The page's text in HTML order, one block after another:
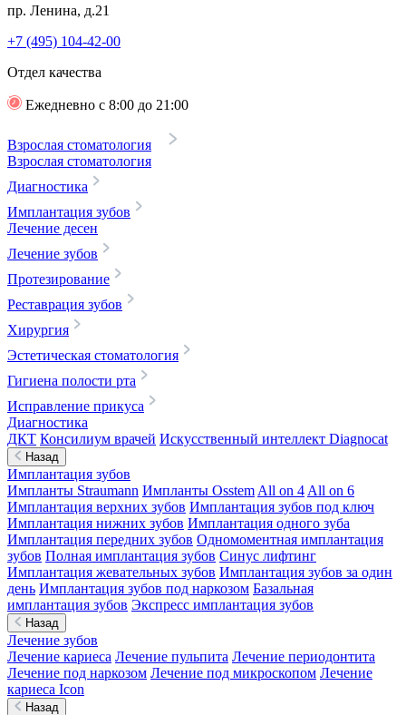
пр. Ленина, д.21
+7 (495) 104-42-00
Отдел качества
Ежедневно с 8:00 до 21:00
Взрослая стоматология
Взрослая стоматология
Диагностика
Имплантация зубов
Лечение десен
Лечение зубов
Протезирование
Реставрация зубов
Хирургия
Эстетическая стоматология
Гигиена полости рта
Исправление прикуса
Диагностика
ДКТ Консилиум врачей Искусственный интеллект Diagnocat
Назад
Имплантация зубов
Импланты Straumann Импланты Osstem All on 4 All on 6
Имплантация верхних зубов Имплантация зубов под ключ
Имплантация нижних зубов Имплантация одного зуба
Имплантация передних зубов Одномоментная имплантация
зубов Полная имплантация зубов Синус лифтинг
Имплантация жевательных зубов Имплантация зубов за один
день Имплантация зубов под наркозом Базальная
имплантация зубов Экспресс имплантация зубов
Назад
Лечение зубов
Лечение кариеса Лечение пульпита Лечение периодонтита
Лечение под наркозом Лечение под микроскопом Лечение
кариеса Icon
Назад